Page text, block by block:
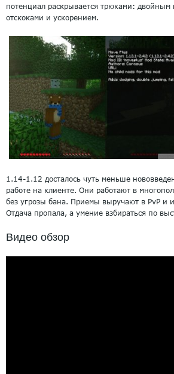
потенциал раскрывается трюками:
отскоками и ускорением.
1.14-1.12 досталось чуть меньше
работе на клиенте. Они работают в
без угрозы бана. Приемы выручают в PvP и
Отдача пропала, а умение взбираться по
Видео обзор